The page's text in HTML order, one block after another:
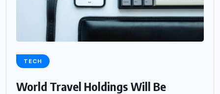
TECH
World Travel Holdings Will Be